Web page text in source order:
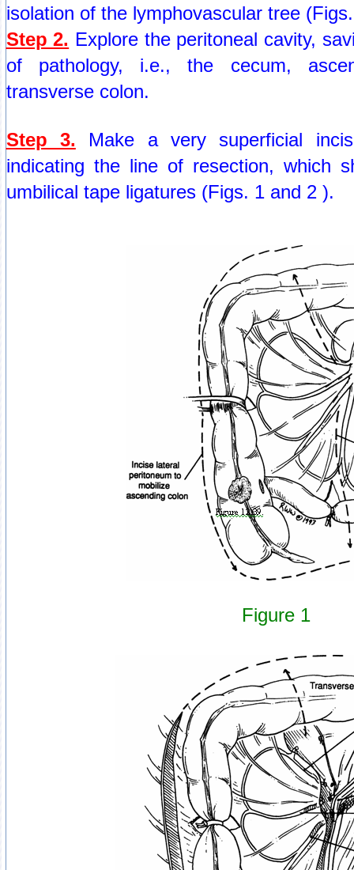
isolation of the lymphovascular tree
Step 2. Explore the peritoneal cavity,
of pathology, i.e., the cecum,
transverse colon.
Step 3.
Make a very superficial
indicating the line of resection, which
umbilical tape ligatures (Figs. 1 and 2 ).
Figure 1